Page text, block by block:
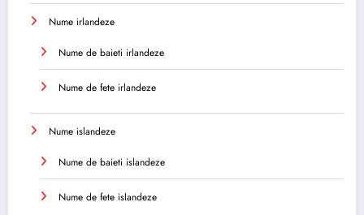
Nume irlandeze
Nume de baieti irlandeze
Nume de fete irlandeze
Nume islandeze
Nume de baieti islandeze
Nume de fete islandeze